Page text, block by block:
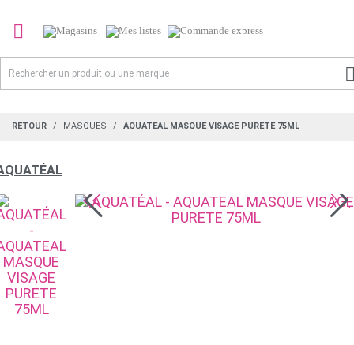

RETOUR MASQUES AQUATEAL MASQUE VISAGE PURETE 75ML